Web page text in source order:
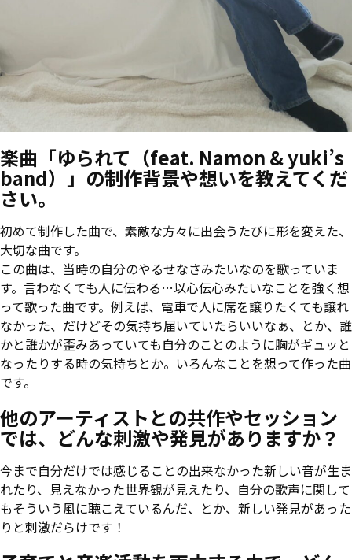
楽曲「ゆられて（feat. Namon & yuki’s
band）」の制作背景や想いを教えてくだ
さい。
初めて制作した曲で、素敵な方々に出会うたびに形を変えた、
大切な曲です。
この曲は、当時の自分のやるせなさみたいなのを歌っていま
す。言わなくても人に伝わる…以心伝心みたいなことを強く想
って歌った曲です。例えば、電車で人に席を譲りたくても譲れ
なかった、だけどその気持ち届いていたらいいなぁ、とか、誰
かと誰かが歪みあっていても自分のことのように胸がギュッと
なったりする時の気持ちとか。いろんなことを想って作った曲
です。
他のアーティストとの共作やセッション
では、どんな刺激や発見がありますか？
今まで自分だけでは感じることの出来なかった新しい音が生ま
れたり、見えなかった世界観が見えたり、自分の歌声に関して
もそういう風に聴こえているんだ、とか、新しい発見があった
りと刺激だらけです！